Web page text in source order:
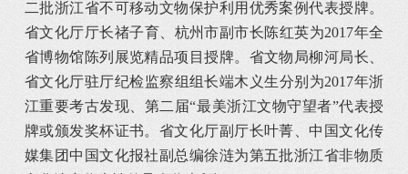
二批浙江省不可移动文物保护利用优秀案例代表授牌。
省文化厅厅长禇子育、杭州市副市长陈红英为2017年全
省博物馆陈列展览精品项目授牌。省文物局柳河局长、
省文化厅驻厅纪检监察组组长端木义生分别为2017年浙
江重要考古发现、第二届“最美浙江文物守望者”代表授
牌或颁发奖杯证书。省文化厅副厅长叶菁、中国文化传
媒集团中国文化报社副总编徐涟为第五批浙江省非物质